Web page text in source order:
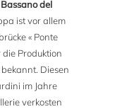
Bassano del
ist vor allem
« Ponte
Produktion
Diesen
im Jahre
verkosten